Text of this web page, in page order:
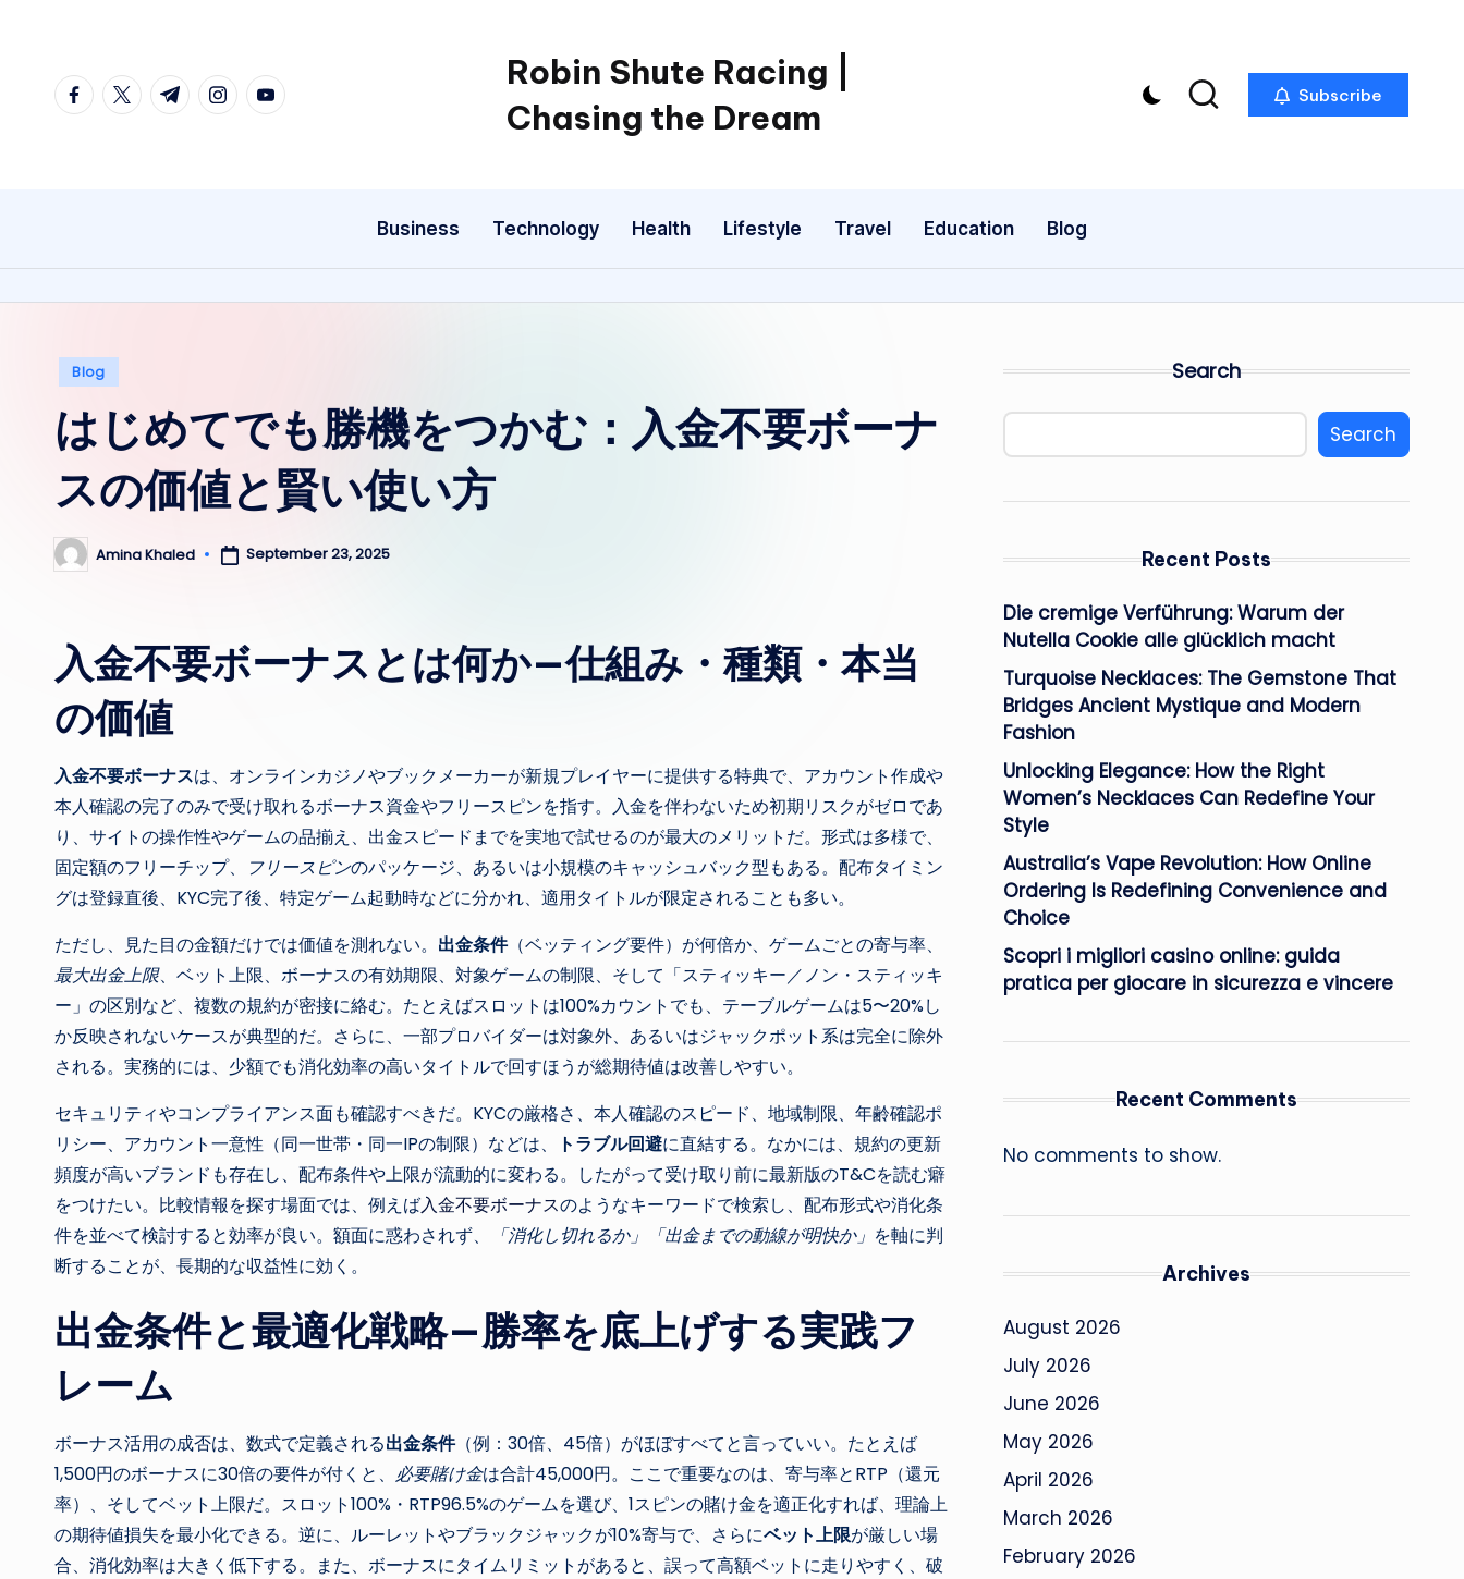
content
facebook.com
twitter.com
t.me instagram.com
youtube.com
Robin Shute Racing |
Chasing the Dream
Subscribe
Business Technology Health Lifestyle Travel Education Blog
Posted
Blog
はじめてでも勝機をつかむ：入金不要ボーナ
スの価値と賢い使い方
Posted
by
Amina Khaled September 23, 2025
入金不要ボーナスとは何か—仕組み・種類・本当
の価値
入金不要ボーナスは、オンラインカジノやブックメーカーが新規プレイヤーに提供する特典で、アカウント作成や
本人確認の完了のみで受け取れるボーナス資金やフリースピンを指す。入金を伴わないため初期リスクがゼロであ
り、サイトの操作性やゲームの品揃え、出金スピードまでを実地で試せるのが最大のメリットだ。形式は多様で、
固定額のフリーチップ、
フリースピンのパッケージ、あるいは小規模のキャッシュバック型もある。配布タイミン
グは登録直後、KYC完了後、特定ゲーム起動時などに分かれ、適用タイトルが限定されることも多い。
ただし、見た目の金額だけでは価値を測れない。 出金条件（ベッティング要件）が何倍か、ゲームごとの寄与率、
最大出金上限、ベット上限、ボーナスの有効期限、対象ゲームの制限、そして「スティッキー／ノン・スティッキ
ー」の区別など、複数の規約が密接に絡む。たとえばスロットは100%カウントでも、テーブルゲームは5〜20%し
か反映されないケースが典型的だ。さらに、一部プロバイダーは対象外、あるいはジャックポット系は完全に除外
される。実務的には、少額でも消化効率の高いタイトルで回すほうが総期待値は改善しやすい。
セキュリティやコンプライアンス面も確認すべきだ。KYCの厳格さ、本人確認のスピード、地域制限、年齢確認ポ
リシー、アカウント一意性（同一世帯・同一IPの制限）などは、
トラブル回避に直結する。なかには、規約の更新
頻度が高いブランドも存在し、配布条件や上限が流動的に変わる。したがって受け取り前に最新版のT&Cを読む癖
をつけたい。比較情報を探す場面では、例えば入金不要ボーナスのようなキーワードで検索し、配布形式や消化条
件を並べて検討すると効率が良い。額面に惑わされず、
「消化し切れるか」「出金までの動線が明快か」 を軸に判
断することが、長期的な収益性に効く。
出金条件と最適化戦略—勝率を底上げする実践フ
レーム
ボーナス活用の成否は、数式で定義される出金条件（例：30倍、45倍）がほぼすべてと言っていい。たとえば
1,500円のボーナスに30倍の要件が付くと、 必要賭け金は合計45,000円。ここで重要なのは、寄与率とRTP（還元
率）、そしてベット上限だ。スロット100%・RTP96.5%のゲームを選び、1スピンの賭け金を適正化すれば、理論上
の期待値損失を最小化できる。逆に、ルーレットやブラックジャックが10%寄与で、さらにベット上限が厳しい場
合、消化効率は大きく低下する。また、ボーナスにタイムリミットがあると、誤って高額ベットに走りやすく、破
Search
Search
Recent Posts
Die cremige Verführung: Warum der
Nutella Cookie alle glücklich macht
Turquoise Necklaces: The Gemstone That
Bridges Ancient Mystique and Modern
Fashion
Unlocking Elegance: How the Right
Women’s Necklaces Can Redefine Your
Style
Australia’s Vape Revolution: How Online
Ordering Is Redefining Convenience and
Choice
Scopri i migliori casino online: guida
pratica per giocare in sicurezza e vincere
Recent Comments
No comments to show.
Archives
August 2026
July 2026
June 2026
May 2026
April 2026
March 2026
February 2026